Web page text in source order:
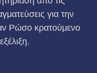
για την
Ρώσο κρατούμενο